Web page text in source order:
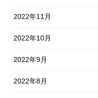
2022年11月
2022年10月
2022年9月
2022年8月